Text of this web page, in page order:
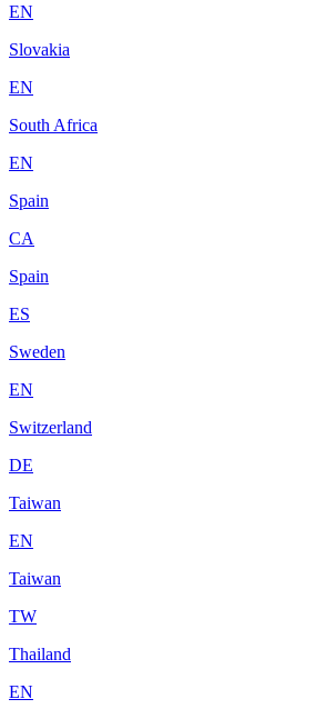
EN
Slovakia
EN
South Africa
EN
Spain
CA
Spain
ES
Sweden
EN
Switzerland
DE
Taiwan
EN
Taiwan
TW
Thailand
EN